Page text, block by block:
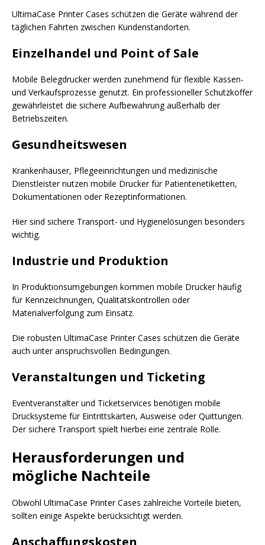
UltimaCase Printer Cases schützen die Geräte während der
täglichen Fahrten zwischen Kundenstandorten.
Einzelhandel und Point of Sale
Mobile Belegdrucker werden zunehmend für flexible Kassen-
und Verkaufsprozesse genutzt. Ein professioneller Schutzkoffer
gewährleistet die sichere Aufbewahrung außerhalb der
Betriebszeiten.
Gesundheitswesen
Krankenhäuser, Pflegeeinrichtungen und medizinische
Dienstleister nutzen mobile Drucker für Patientenetiketten,
Dokumentationen oder Rezeptinformationen.
Hier sind sichere Transport- und Hygienelösungen besonders
wichtig.
Industrie und Produktion
In Produktionsumgebungen kommen mobile Drucker häufig
für Kennzeichnungen, Qualitätskontrollen oder
Materialverfolgung zum Einsatz.
Die robusten UltimaCase Printer Cases schützen die Geräte
auch unter anspruchsvollen Bedingungen.
Veranstaltungen und Ticketing
Eventveranstalter und Ticketservices benötigen mobile
Drucksysteme für Eintrittskarten, Ausweise oder Quittungen.
Der sichere Transport spielt hierbei eine zentrale Rolle.
Herausforderungen und
mögliche Nachteile
Obwohl UltimaCase Printer Cases zahlreiche Vorteile bieten,
sollten einige Aspekte berücksichtigt werden.
Anschaffungskosten